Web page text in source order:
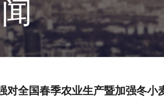
对全国春季农业生产暨加强冬